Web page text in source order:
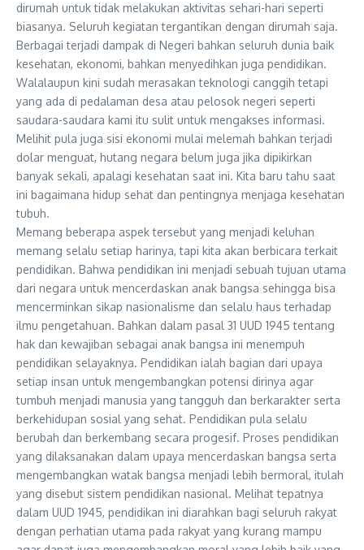
dirumah untuk tidak melakukan aktivitas sehari-hari seperti
biasanya. Seluruh kegiatan tergantikan dengan dirumah saja.
Berbagai terjadi dampak di Negeri bahkan seluruh dunia baik
kesehatan, ekonomi, bahkan menyedihkan juga pendidikan.
Walalaupun kini sudah merasakan teknologi canggih tetapi
yang ada di pedalaman desa atau pelosok negeri seperti
saudara-saudara kami itu sulit untuk mengakses informasi.
Melihit pula juga sisi ekonomi mulai melemah bahkan terjadi
dolar menguat, hutang negara belum juga jika dipikirkan
banyak sekali, apalagi kesehatan saat ini. Kita baru tahu saat
ini bagaimana hidup sehat dan pentingnya menjaga kesehatan
tubuh.
Memang beberapa aspek tersebut yang menjadi keluhan
memang selalu setiap harinya, tapi kita akan berbicara terkait
pendidikan. Bahwa pendidikan ini menjadi sebuah tujuan utama
dari negara untuk mencerdaskan anak bangsa sehingga bisa
mencerminkan sikap nasionalisme dan selalu haus terhadap
ilmu pengetahuan. Bahkan dalam pasal 31 UUD 1945 tentang
hak dan kewajiban sebagai anak bangsa ini menempuh
pendidikan selayaknya. Pendidikan ialah bagian dari upaya
setiap insan untuk mengembangkan potensi dirinya agar
tumbuh menjadi manusia yang tangguh dan berkarakter serta
berkehidupan sosial yang sehat. Pendidikan pula selalu
berubah dan berkembang secara progesif. Proses pendidikan
yang dilaksanakan dalam upaya mencerdaskan bangsa serta
mengembangkan watak bangsa menjadi lebih bermoral, itulah
yang disebut sistem pendidikan nasional. Melihat tepatnya
dalam UUD 1945, pendidikan ini diarahkan bagi seluruh rakyat
dengan perhatian utama pada rakyat yang kurang mampu